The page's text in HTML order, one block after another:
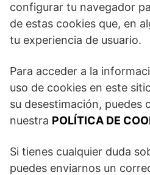
configurar tu navegador
de estas cookies que, en
tu experiencia de usuario.
Para acceder a la
uso de cookies en este
su desestimación, puedes
nuestra POLÍTICA DE
Si tienes cualquier duda
puedes enviarnos un